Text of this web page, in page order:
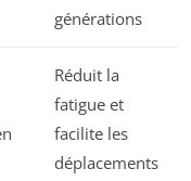
générations
Réduit la
fatigue et
facilite les
déplacements